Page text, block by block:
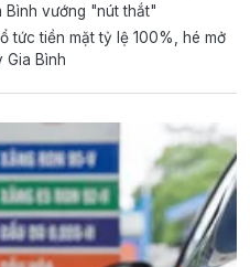
Bình vướng "nút thắt"
tức tiền mặt tỷ lệ 100%, hé mở
Gia Bình